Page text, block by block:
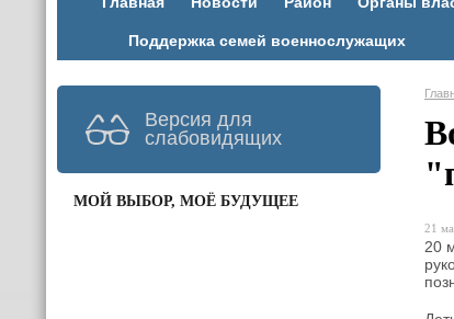
Поддержка семей военнослужащих
Версия для
слабовидящих
МОЙ ВЫБОР, МОЁ БУДУЩЕЕ
21
20